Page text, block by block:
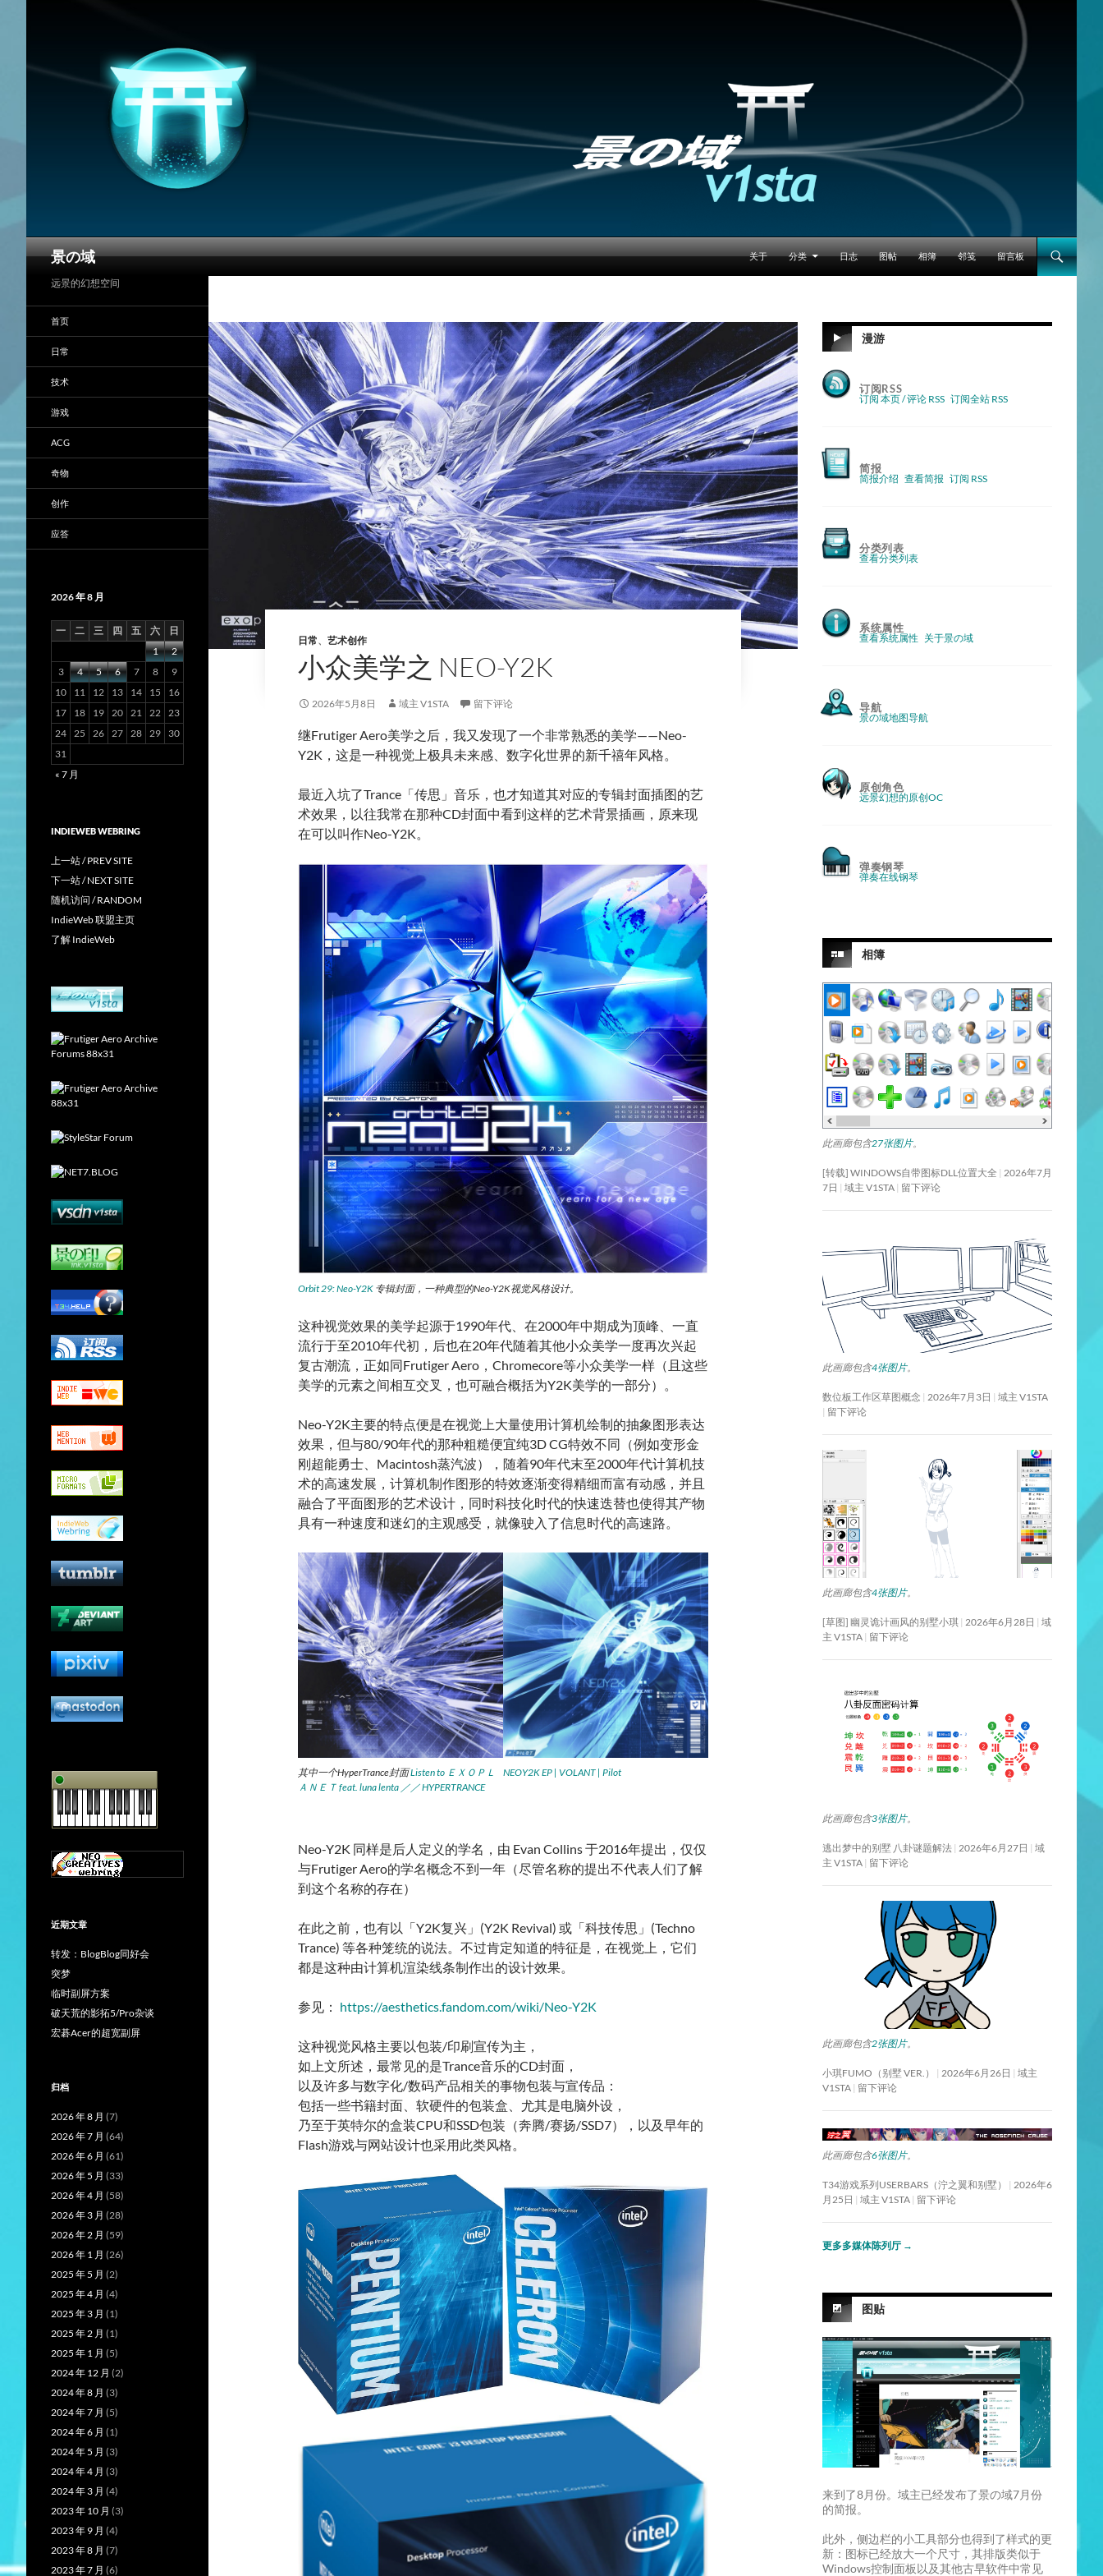
景の域
搜
跳至正文
关于
分类 日志 图帖 相簿 邻笺 留言板
日常、 艺术创作
小众美学之 NEO-Y2K
2026年5月8日 域主 V1STA 留下评论
继Frutiger Aero美学之后，我又发现了一个非常熟悉的美学——Neo-
Y2K，这是一种视觉上极具未来感、数字化世界的新千禧年风格。
最近入坑了Trance「传思」音乐，也才知道其对应的专辑封面插图的艺
术效果，以往我常在那种CD封面中看到这样的艺术背景插画，原来现
在可以叫作Neo-Y2K。
Orbit 29: Neo-Y2K 专辑封面，一种典型的Neo-Y2K视觉风格设计。
这种视觉效果的美学起源于1990年代、在2000年中期成为顶峰、一直
流行于至2010年代初，后也在20年代随着其他小众美学一度再次兴起
复古潮流，正如同Frutiger Aero，Chromecore等小众美学一样（且这些
美学的元素之间相互交叉，也可融合概括为Y2K美学的一部分）。
Neo-Y2K主要的特点便是在视觉上大量使用计算机绘制的抽象图形表达
效果，但与80/90年代的那种粗糙便宜纯3D CG特效不同（例如变形金
刚超能勇士、Macintosh蒸汽波），随着90年代末至2000年代计算机技
术的高速发展，计算机制作图形的特效逐渐变得精细而富有动感，并且
融合了平面图形的艺术设计，同时科技化时代的快速迭替也使得其产物
具有一种速度和迷幻的主观感受，就像驶入了信息时代的高速路。
其中一个HyperTrance封面Listen to ＥＸＯＰＬ
ＡＮＥＴ feat. luna lenta ／／ HYPERTRANCE
NEOY2K EP | VOLANT | Pilot
Neo-Y2K 同样是后人定义的学名，由 Evan Collins 于2016年提出，仅仅
与Frutiger Aero的学名概念不到一年（尽管名称的提出不代表人们了解
到这个名称的存在）
在此之前，也有以「Y2K复兴」(Y2K Revival) 或「科技传思」(Techno
Trance) 等各种笼统的说法。不过肯定知道的特征是，在视觉上，它们
都是这种由计算机渲染线条制作出的设计效果。
参见： https://aesthetics.fandom.com/wiki/Neo-Y2K
这种视觉风格主要以包装/印刷宣传为主，
如上文所述，最常见的是Trance音乐的CD封面，
以及许多与数字化/数码产品相关的事物包装与宣传品：
包括一些书籍封面、软硬件的包装盒、尤其是电脑外设，
乃至于英特尔的盒装CPU和SSD包装（奔腾/赛扬/SSD7），以及早年的
Flash游戏与网站设计也采用此类风格。
漫游
订阅RSS
订阅 本页 / 评论 RSS 订阅全站 RSS
简报
简报介绍 查看简报 订阅 RSS
分类列表
查看分类列表
系统属性
查看系统属性 关于景の域
导航
景の域地图导航
原创角色
远景幻想的原创OC
弹奏钢琴
弹奏在线钢琴
相簿
此画廊包含27张图片。
[转载] WINDOWS自带图标DLL位置大全 2026年7月
7日
域主 V1STA 留下评论
此画廊包含4张图片。
数位板工作区草图概念 2026年7月3日
域主 V1STA
留下评论
此画廊包含4张图片。
[草图] 幽灵诡计画风的别墅小琪 2026年6月28日
域
主 V1STA 留下评论
此画廊包含3张图片。
逃出梦中的别墅 八卦谜题解法 2026年6月27日
域
主 V1STA 留下评论
此画廊包含2张图片。
小琪FUMO（别墅 VER.） 2026年6月26日
域主
V1STA 留下评论
此画廊包含6张图片。
T34游戏系列USERBARS（泞之翼和别墅）
2026年6
月25日
域主 V1STA 留下评论
更多多媒体陈列厅 →
图贴
来到了8月份。域主已经发布了景の域7月份
的简报。
此外，侧边栏的小工具部分也得到了样式的更
新：图标已经放大一个尺寸，其排版类似于
Windows控制面板以及其他古早软件中常见
远景的幻想空间
首页
日常
技术
游戏
ACG
奇物
创作
应答
2026 年 8 月
一 二 三 四 五 六
日
1
2
3
4 5 6 7 8
9
10
11 12 13 14 15
16
17
18 19 20 21 22 23
24 25 26 27 28 29
30
31
« 7 月
INDIEWEB WEBRING
上一站 / PREV SITE
下一站 / NEXT SITE
随机访问 / RANDOM
IndieWeb 联盟主页
了解 IndieWeb
近期文章
转发：BlogBlog同好会
突梦
临时副屏方案
破天荒的影拓5/Pro杂谈
宏碁Acer的超宽副屏
归档
2026 年 8 月 (7)
2026 年 7 月 (64)
2026 年 6 月 (61)
2026 年 5 月 (33)
2026 年 4 月 (58)
2026 年 3 月 (28)
2026 年 2 月 (59)
2026 年 1 月 (26)
2025 年 5 月 (2)
2025 年 4 月 (4)
2025 年 3 月 (1)
2025 年 2 月 (1)
2025 年 1 月 (5)
2024 年 12 月 (2)
2024 年 8 月 (3)
2024 年 7 月 (5)
2024 年 6 月 (1)
2024 年 5 月 (3)
2024 年 4 月 (3)
2024 年 3 月 (4)
2023 年 10 月 (3)
2023 年 9 月 (4)
2023 年 8 月 (7)
2023 年 7 月 (6)